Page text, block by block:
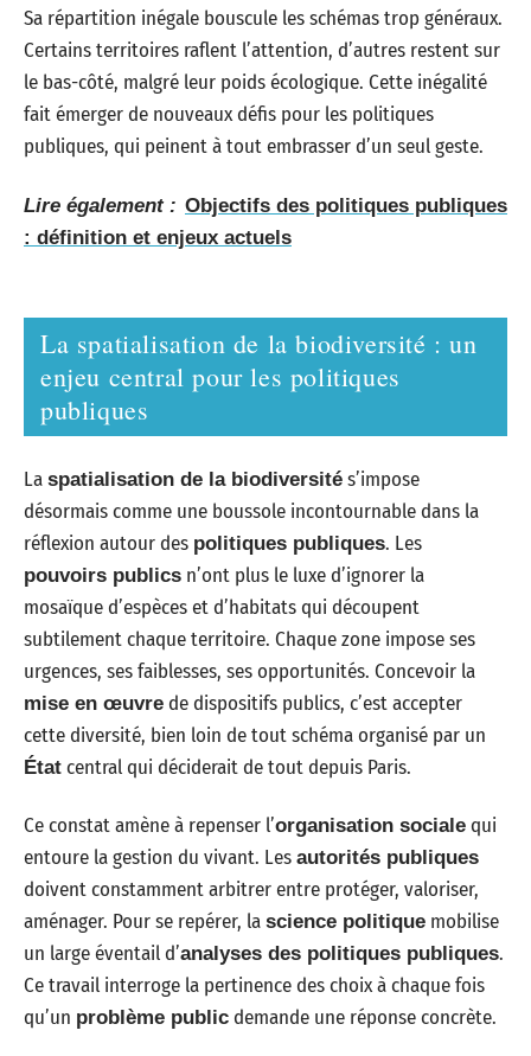
Sa répartition inégale bouscule les schémas trop généraux.
Certains territoires raflent l’attention, d’autres restent sur
le bas-côté, malgré leur poids écologique. Cette inégalité
fait émerger de nouveaux défis pour les politiques
publiques, qui peinent à tout embrasser d’un seul geste.
Lire également : Objectifs des politiques publiques
: définition et enjeux actuels
La spatialisation de la biodiversité : un
enjeu central pour les politiques
publiques
La spatialisation de la biodiversité s’impose
désormais comme une boussole incontournable dans la
réflexion autour des politiques publiques. Les
pouvoirs publics n’ont plus le luxe d’ignorer la
mosaïque d’espèces et d’habitats qui découpent
subtilement chaque territoire. Chaque zone impose ses
urgences, ses faiblesses, ses opportunités. Concevoir la
mise en œuvre de dispositifs publics, c’est accepter
cette diversité, bien loin de tout schéma organisé par un
État central qui déciderait de tout depuis Paris.
Ce constat amène à repenser l’organisation sociale qui
entoure la gestion du vivant. Les autorités publiques
doivent constamment arbitrer entre protéger, valoriser,
aménager. Pour se repérer, la science politique mobilise
un large éventail d’analyses des politiques publiques.
Ce travail interroge la pertinence des choix à chaque fois
qu’un problème public demande une réponse concrète.